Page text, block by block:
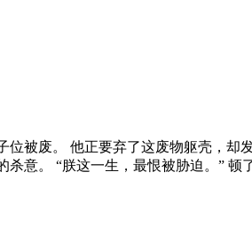
被废。 他正要弃了这废物躯壳，却
意。 “朕这一生，最恨被胁迫。” 顿